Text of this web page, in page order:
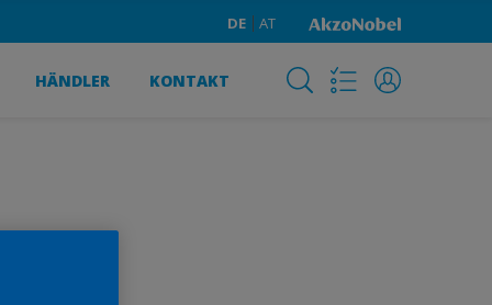
DE AT
HÄNDLER KONTAKT